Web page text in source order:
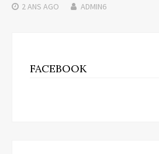
2 ANS AGO ADMIN6
FACEBOOK